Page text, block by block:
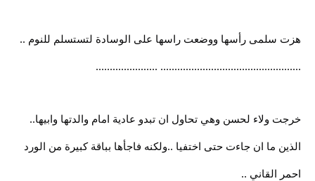
هزت سلمى رأسها ووضعت راسها على الوسادة لتستسلم للنوم ..
.................................................. ......................
خرجت ولاء لحسن وهي تحاول ان تبدو عادية امام والدتها وابيها..
الذين ما ان جاءت حتى اختفيا ..ولكنه فاجأها بباقة كبيرة من الورد
احمر القاني ..